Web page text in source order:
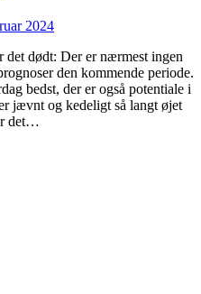
2024
det dødt: Der er nærmest ingen
den kommende periode.
bedst, der er også potentiale i
jævnt og kedeligt så langt øjet
det…